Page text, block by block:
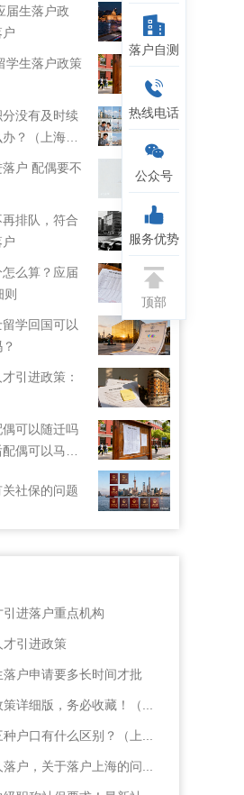
届生落户政
学生落户政策
分没有及时续
？（上海居
分忘了）
落户 配偶要不
再排队，符合
怎么算？应届
学回国可以
引进政策：
偶可以随迁吗
偶可以马上
社保的问题
引进落户重点机构
才引进政策
落户申请要多长时间才批
策详细版，务必收藏！（...
种户口有什么区别？（上...
落户，关于落户上海的问...
落户自测
热线电话
公众号
服务优势
顶部